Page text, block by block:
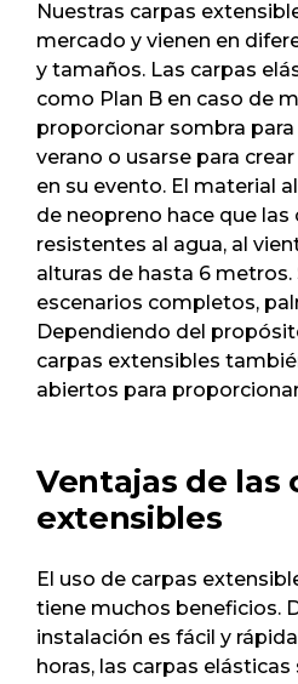
Nuestras carpas
mercado y vienen en
y tamaños. Las carpas
como Plan B en caso de
proporcionar sombra
verano o usarse para
en su evento. El material
de neopreno hace que las
resistentes al agua, al
alturas de hasta 6
escenarios completos,
Dependiendo del
carpas extensibles
abiertos para
Ventajas de las
extensibles
El uso de carpas
tiene muchos beneficios.
instalación es fácil y
horas, las carpas